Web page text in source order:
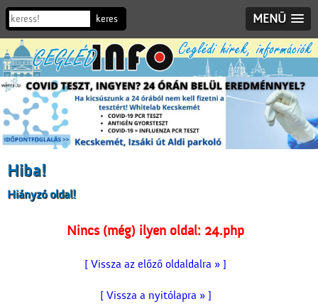
MENÜ
Hiba!
Hiányzó oldal!
Nincs (még) ilyen oldal: 24.php
[ Vissza az előző oldaldalra » ]
[ Vissza a nyitólapra » ]